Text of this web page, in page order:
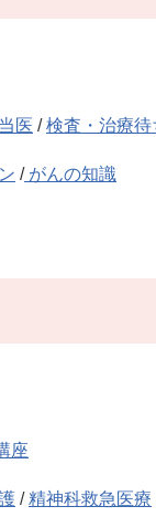
医 /検査・治療待
/がんの知識
座
/精神科救急医療